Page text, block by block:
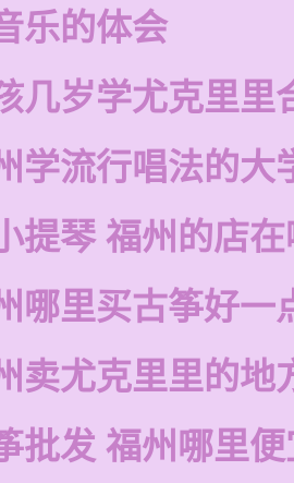
乐的体会
几岁学尤克里里
学流行唱法的大
提琴 福州的店
哪里买古筝好一
卖尤克里里的地
批发 福州哪里